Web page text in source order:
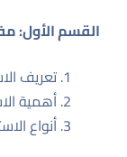
القسم الأول:
تعريف
أهمية
أنواع